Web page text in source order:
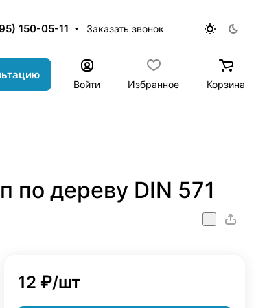
150-05-11 Заказать звонок
Войти Избранное Корзина
по дереву DIN 571
12 ₽/шт